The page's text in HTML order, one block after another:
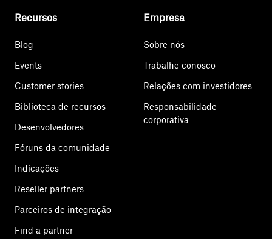
Recursos
Blog
Events
Customer stories
Biblioteca de recursos
Desenvolvedores
Fóruns da comunidade
Indicações
Reseller partners
Parceiros de integração
Find a partner
Empresa
Sobre nós
Trabalhe conosco
Relações com investidores
Responsabilidade
corporativa